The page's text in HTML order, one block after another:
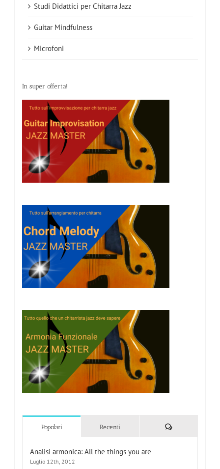
Studi Didattici per Chitarra Jazz
Guitar Mindfulness
Microfoni
In super offerta!
Popolari Recenti Commenti
Analisi armonica: All the things you are
Luglio 12th, 2012